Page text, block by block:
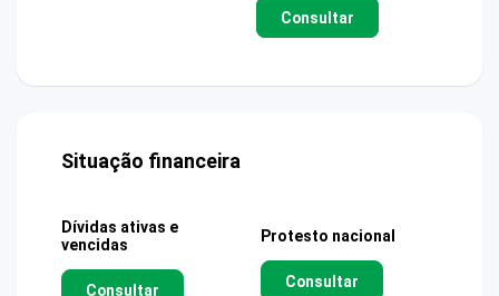
Consultar
Situação financeira
Dívidas ativas e
vencidas
Consultar
Protesto nacional
Consultar